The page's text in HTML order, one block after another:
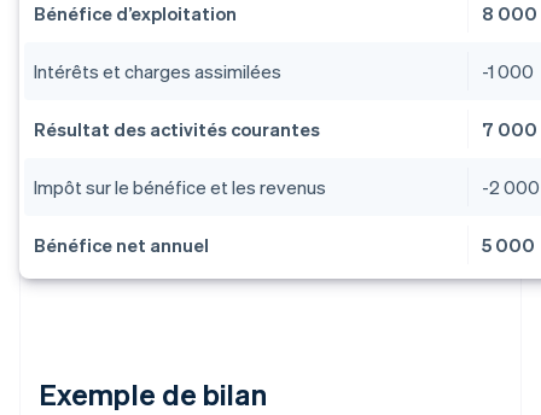
Bénéfice d’exploitation 8 000
Intérêts et charges assimilées -1 000
Résultat des activités courantes 7 000
Impôt sur le bénéfice et les revenus -2 000
Bénéfice net annuel 5 000
Exemple de bilan